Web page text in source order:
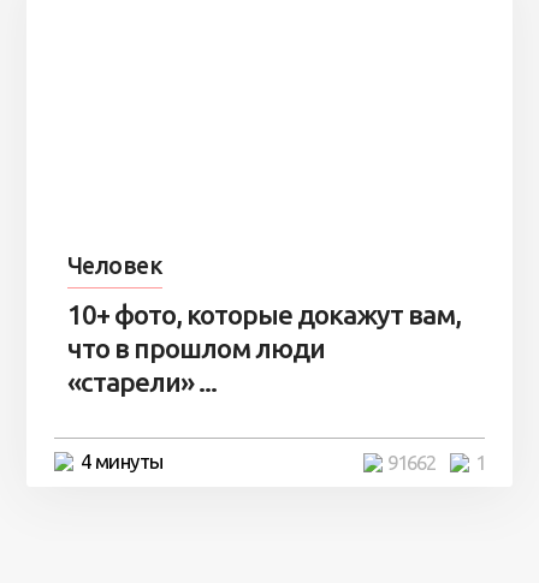
Человек
10+ фото, которые докажут вам,
что в прошлом люди
«старели» ...
4 минуты 1
91662